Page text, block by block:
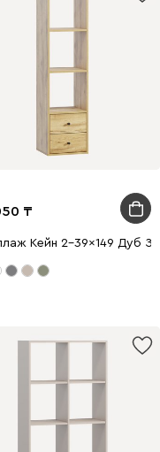
Кейн 2-39x149 Дуб